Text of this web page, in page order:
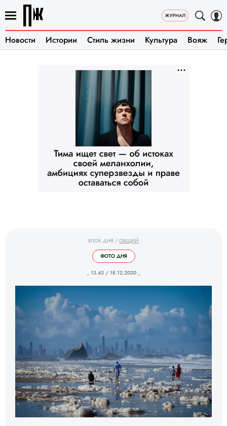
Новости Истории Стиль жизни Культура Вояж
БЛОК ДНЯ / ОБЩИЙ
ФОТО ДНЯ
_ 13.43 / 18.12.2020 _